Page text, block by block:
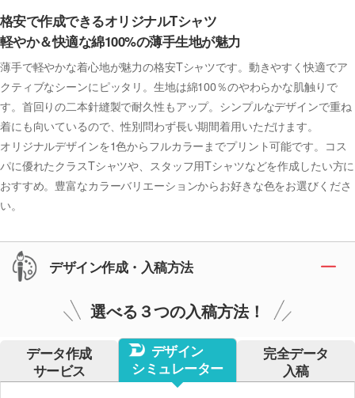
格安で作成できるオリジナルTシャツ
軽やか＆快適な綿100%の薄手生地が魅力
薄手で軽やかな着心地が魅力の格安Tシャツです。動きやすく快適でア
クティブなシーンにピッタリ。生地は綿100％のやわらかな肌触りで
す。首回りの二本針縫製で耐久性もアップ。シンプルなデザインで重ね
着にも向いているので、性別問わず長い期間着用いただけます。
オリジナルデザインを1色からフルカラーまでプリント可能です。コス
パに優れたクラスTシャツや、スタッフ用Tシャツなどを作成したい方に
おすすめ。豊富なカラーバリエーションからお好きな色をお選びくださ
い。
デザイン作成・入稿方法
選べる３つの入稿方法！
データ作成
サービス
デザイン
シミュレーター
完全データ
入稿